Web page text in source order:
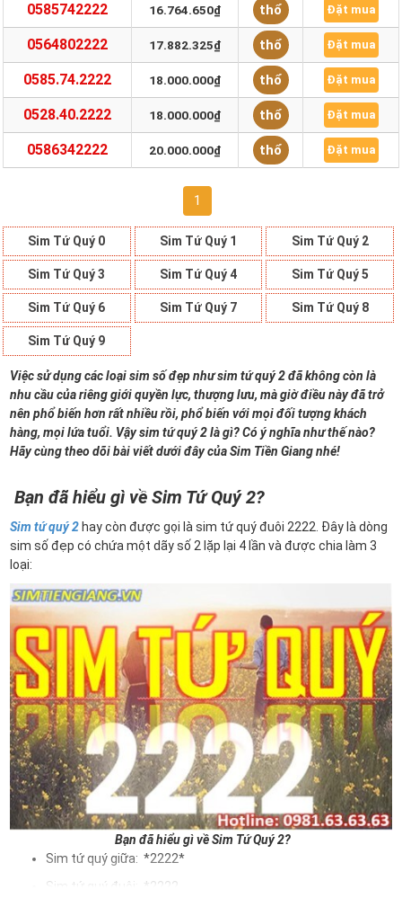
0585742222 16.764.650₫ thổ Đặt mua
0564802222 17.882.325₫ thổ Đặt mua
0585.74.2222 18.000.000₫ thổ Đặt mua
0528.40.2222 18.000.000₫ thổ Đặt mua
0586342222 20.000.000₫ thổ Đặt mua
1
Sim Tứ Quý 0 Sim Tứ Quý 1 Sim Tứ Quý 2
Sim Tứ Quý 3 Sim Tứ Quý 4 Sim Tứ Quý 5
Sim Tứ Quý 6 Sim Tứ Quý 7 Sim Tứ Quý 8
Sim Tứ Quý 9
Việc sử dụng các loại sim số đẹp như sim tứ quý 2 đã không còn là
nhu cầu của riêng giới quyền lực, thượng lưu, mà giờ điều này đã trở
nên phổ biến hơn rất nhiều rồi, phổ biến với mọi đối tượng khách
hàng, mọi lứa tuổi. Vậy sim tứ quý 2 là gì? Có ý nghĩa như thế nào?
Hãy cùng theo dõi bài viết dưới đây của Sim Tiền Giang nhé!
Bạn đã hiểu gì về Sim Tứ Quý 2?
Sim tứ quý 2 hay còn được gọi là sim tứ quý đuôi 2222. Đây là dòng
sim số đẹp có chứa một dãy số 2 lặp lại 4 lần và được chia làm 3
loại:
Bạn đã hiểu gì về Sim Tứ Quý 2?
Sim tứ quý giữa: *2222*
Sim tứ quý đuôi: *2222